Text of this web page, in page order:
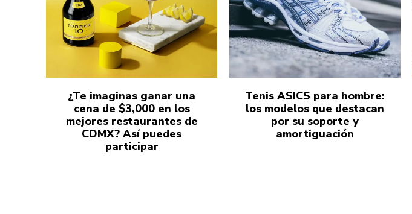
¿Te imaginas ganar una
cena de $3,000 en los
mejores restaurantes de
CDMX? Así puedes
participar
Tenis ASICS para hombre:
los modelos que destacan
por su soporte y
amortiguación